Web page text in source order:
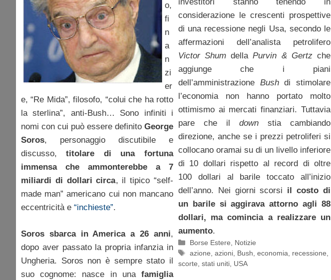
o,
fi
n
a
n
zi
er
e, “Re Mida”, filosofo, “colui che ha rotto
la sterlina”, anti-Bush… Sono infiniti i
nomi con cui può essere definito George
Soros, personaggio discutibile e
discusso, titolare di una fortuna
immensa che ammonterebbe a 7
miliardi di dollari circa, il tipico “self-
made man” americano cui non mancano
eccentricità e “inchieste”.
Soros sbarca in America a 26 anni,
dopo aver passato la propria infanzia in
Ungheria. Soros non è sempre stato il
suo cognome: nasce in unafamiglia
considerazione le crescenti prospettive
di una recessione negli Usa, secondo le
affermazioni dell’analista petrolifero
Victor Shum dellaPurvin & Gertzche
aggiunge che i piani
dell’amministrazione Bushdi stimolare
l’economia non hanno portato molto
ottimismo ai mercati finanziari. Tuttavia
pare che il downstia cambiando
direzione, anche se i prezzi petroliferi si
collocano oramai su di un livello inferiore
di 10 dollari rispetto al record di oltre
100 dollari al barile toccato all’inizio
dell’anno. Nei giorni scorsi il costo di
un barile si aggirava attorno agli 88
dollari, ma comincia a realizzare un
aumento.
Categorie
Borse Estere
Notizie
Tag
azione ,azioni Bush ,economia recessione
scorte stati uniti, USA